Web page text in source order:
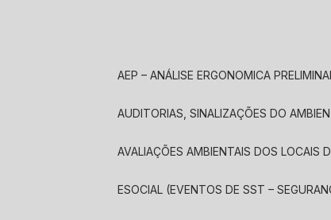
AEP – ANÁLISE ERGONOMICA
AUDITORIAS, SINALIZAÇÕES DO
AVALIAÇÕES AMBIENTAIS DOS LOCAIS
ESOCIAL (EVENTOS DE SST –